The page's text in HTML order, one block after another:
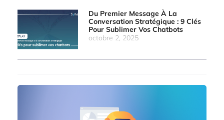
Du Premier Message À La
Conversation Stratégique : 9 Clés
Pour Sublimer Vos Chatbots
octobre 2, 2025